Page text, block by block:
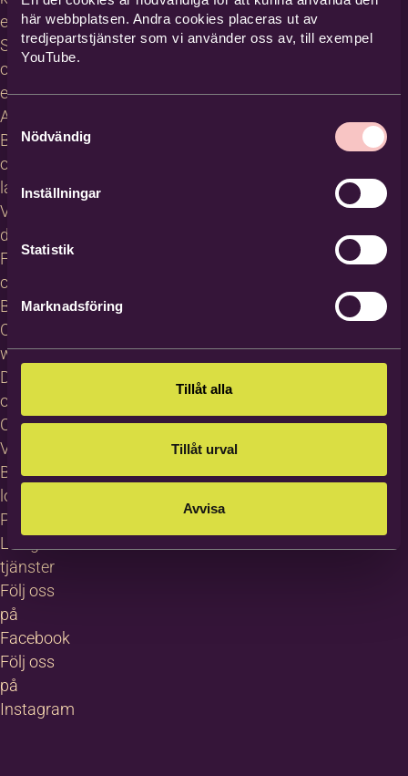
här webbplatsen. Andra cookies placeras ut av
tredjepartstjänster som vi använder oss av, till exempel
YouTube.
Samtyckesval
Nödvändig
Inställningar
Statistik
Marknadsföring
Tillåt alla
Tillåt urval
Avvisa
evenemang
Studiematerial
och
erbjudanden
About
Bilda in
other
languages
Villkor för
deltagare
För
cirkelledare
Blanketter
Om
webbplatsen
Dataskydd
och GDPR
Cookies
Visselblåsning
Bildas
logotyp
Pressrum
Lediga
tjänster
Följ oss
på
Facebook
Följ oss
på
Instagram